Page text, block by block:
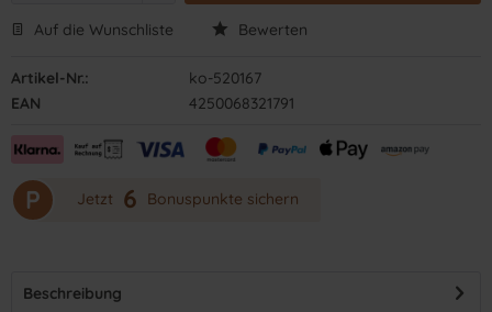
Auf die Wunschliste Bewerten
Artikel-Nr.:
ko-520167
EAN
4250068321791
P Jetzt 6 Bonuspunkte sichern
Beschreibung